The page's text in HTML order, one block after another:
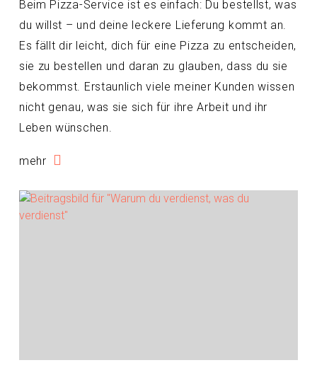
Beim Pizza-Service ist es einfach: Du bestellst, was
du willst – und deine leckere Lieferung kommt an.
Es fällt dir leicht, dich für eine Pizza zu entscheiden,
sie zu bestellen und daran zu glauben, dass du sie
bekommst. Erstaunlich viele meiner Kunden wissen
nicht genau, was sie sich für ihre Arbeit und ihr
Leben wünschen.
mehr